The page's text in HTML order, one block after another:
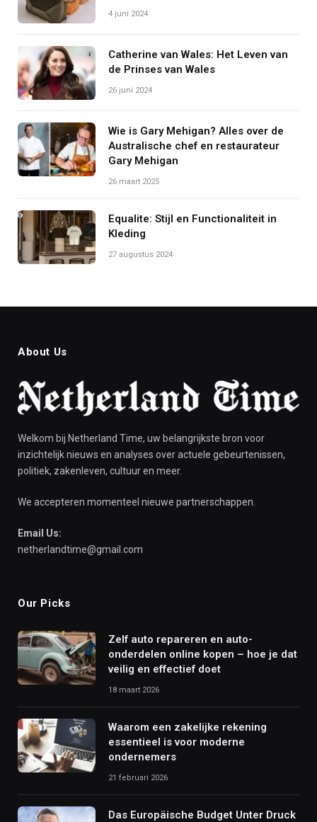
4 juni 2024
Catherine van Wales: Het Leven van
de Prinses van Wales
26 juni 2024
Wie is Gary Mehigan? Alles over de
Australische chef en restaurateur
Gary Mehigan
26 maart 2025
Equalite: Stijl en Functionaliteit in
Kleding
27 augustus 2024
About Us
Welkom bij Netherland Time, uw belangrijkste bron voor
inzichtelijk nieuws en analyses over actuele gebeurtenissen,
politiek, zakenleven, cultuur en meer.
We accepteren momenteel nieuwe partnerschappen.
Email Us:
netherlandtime@gmail.com
Our Picks
Zelf auto repareren en auto-
onderdelen online kopen – hoe je dat
veilig en effectief doet
18 maart 2026
Waarom een zakelijke rekening
essentieel is voor moderne
ondernemers
21 februari 2026
Das Europäische Budget Unter Druck